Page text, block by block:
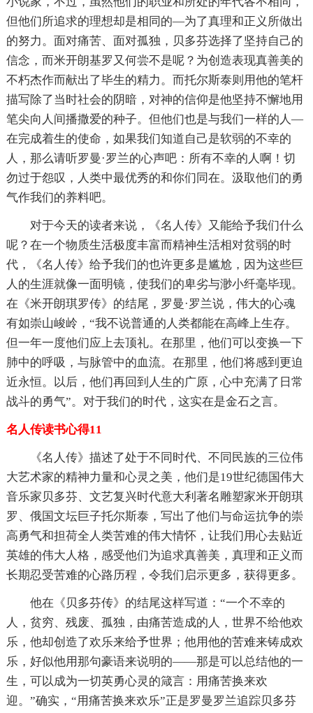
但他们所追求的理想却是相同的—为了真理和正义所做出
的努力。面对痛苦、面对孤独，贝多芬选择了坚持自己的
信念，而米开朗基罗又何尝不是呢？为创造表现真善美的
不朽杰作而献出了毕生的精力。而托尔斯泰则用他的笔杆
描写除了当时社会的阴暗，对神的信仰是他坚持不懈地用
笔尖向人间播撒爱的种子。但他们也是与我们一样的人—
在完成着生的使命，如果我们知道自己是软弱的不幸的
人，那么请听罗曼·罗兰的心声吧：所有不幸的人啊！切
勿过于怨叹，人类中最优秀的和你们同在。汲取他们的勇
气作我们的养料吧。
对于今天的读者来说，《名人传》又能给予我们什么
呢？在一个物质生活极度丰富而精神生活相对贫弱的时
代，《名人传》给予我们的也许更多是尴尬，因为这些巨
人的生涯就像一面明镜，使我们的卑劣与渺小纤毫毕现。
在《米开朗琪罗传》的结尾，罗曼·罗兰说，伟大的心魂
有如崇山峻岭，“我不说普通的人类都能在高峰上生存。
但一年一度他们应上去顶礼。在那里，他们可以变换一下
肺中的呼吸，与脉管中的血流。在那里，他们将感到更迫
近永恒。以后，他们再回到人生的广原，心中充满了日常
战斗的勇气”。对于我们的时代，这实在是金石之言。
名人传读书心得11
《名人传》描述了处于不同时代、不同民族的三位伟
大艺术家的精神力量和心灵之美，他们是19世纪德国伟大
音乐家贝多芬、文艺复兴时代意大利著名雕塑家米开朗琪
罗、俄国文坛巨子托尔斯泰，写出了他们与命运抗争的崇
高勇气和担荷全人类苦难的伟大情怀，让我们用心去贴近
英雄的伟大人格，感受他们为追求真善美，真理和正义而
长期忍受苦难的心路历程，令我们启示更多，获得更多。
他在《贝多芬传》的结尾这样写道：“一个不幸的
人，贫穷、残废、孤独，由痛苦造成的人，世界不给他欢
乐，他却创造了欢乐来给予世界；他用他的苦难来铸成欢
乐，好似他用那句豪语来说明的——那是可以总结他的一
生，可以成为一切英勇心灵的箴言：用痛苦换来欢
迎。”确实，“用痛苦换来欢乐”正是罗曼罗兰追踪贝多芬